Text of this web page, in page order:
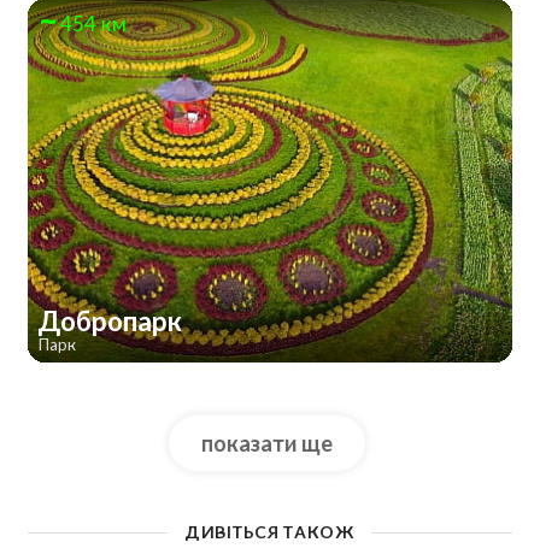
454 км
Добропарк
Парк
показати ще
ДИВІТЬСЯ ТАКОЖ